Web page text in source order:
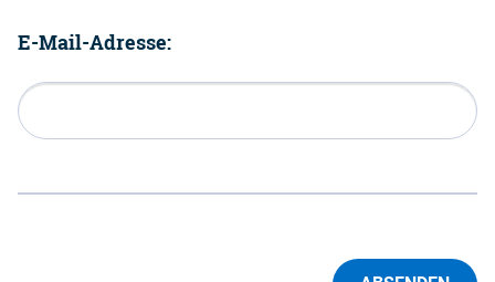
E-Mail-Adresse: